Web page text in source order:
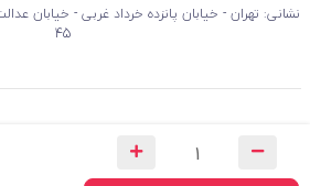
نشانی: تهران - خیابان پانزده خرداد غربی - خیابان
45